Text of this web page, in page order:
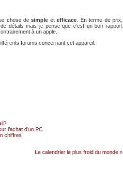
chose desimple etefficace . En terme de prix,
détails mais je pense que c’est un bon rapport
à un apple.
forums concernant cet appareil.
l’achat d’un PC
chiffres
Le calendrier le plus froid du monde »